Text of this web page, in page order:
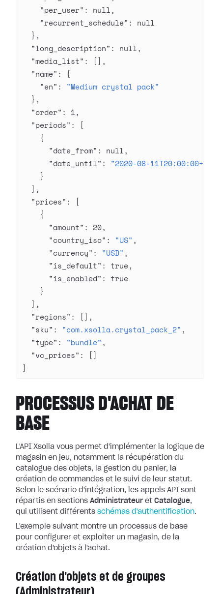
    "per_user"
: null,
    "recurrent_schedule"
: null
  },
  "long_description"
: null,
  "media_list"
: [],
  "name"
: {
    "en"
: "Medium crystal pack"
  },
  "order"
: 1,
  "periods"
: [
    {
      "date_from"
: null,
      "date_until"
: "2020-08-
    }
  ],
  "prices"
: [
    {
      "amount"
: 20,
      "country_iso"
: "US" ,
      "currency"
: "USD" ,
      "is_default"
: true,
      "is_enabled"
: true
    }
  ],
  "regions"
: [],
  "sku"
: "com.xsolla.crystal_pack_2" ,
  "type"
: "bundle" ,
  "vc_prices"
: []
}
PROCESSUS D'ACHAT DE
BASE
L'API Xsolla vous permet d'implémenter la logique de
magasin en jeu, notamment la récupération du
catalogue des objets, la gestion du panier, la
création de commandes et le suivi de leur statut.
Selon le scénario d'intégration, les appels API sont
répartis en sections Administrateur et Catalogue,
qui utilisent différents schémas d'authentification.
L'exemple suivant montre un processus de base
pour configurer et exploiter un magasin, de la
création d'objets à l'achat.
Création d'objets et de groupes